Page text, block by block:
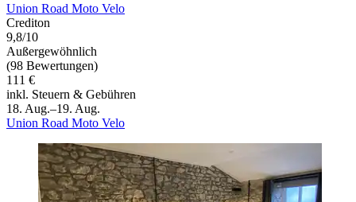
Union Road Moto Velo
Crediton
9,8/10
Außergewöhnlich
(98 Bewertungen)
111 €
inkl. Steuern & Gebühren
18. Aug.–19. Aug.
Union Road Moto Velo